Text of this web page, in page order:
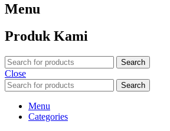
Menu
Produk Kami
Search
Close
Search
Menu
Categories